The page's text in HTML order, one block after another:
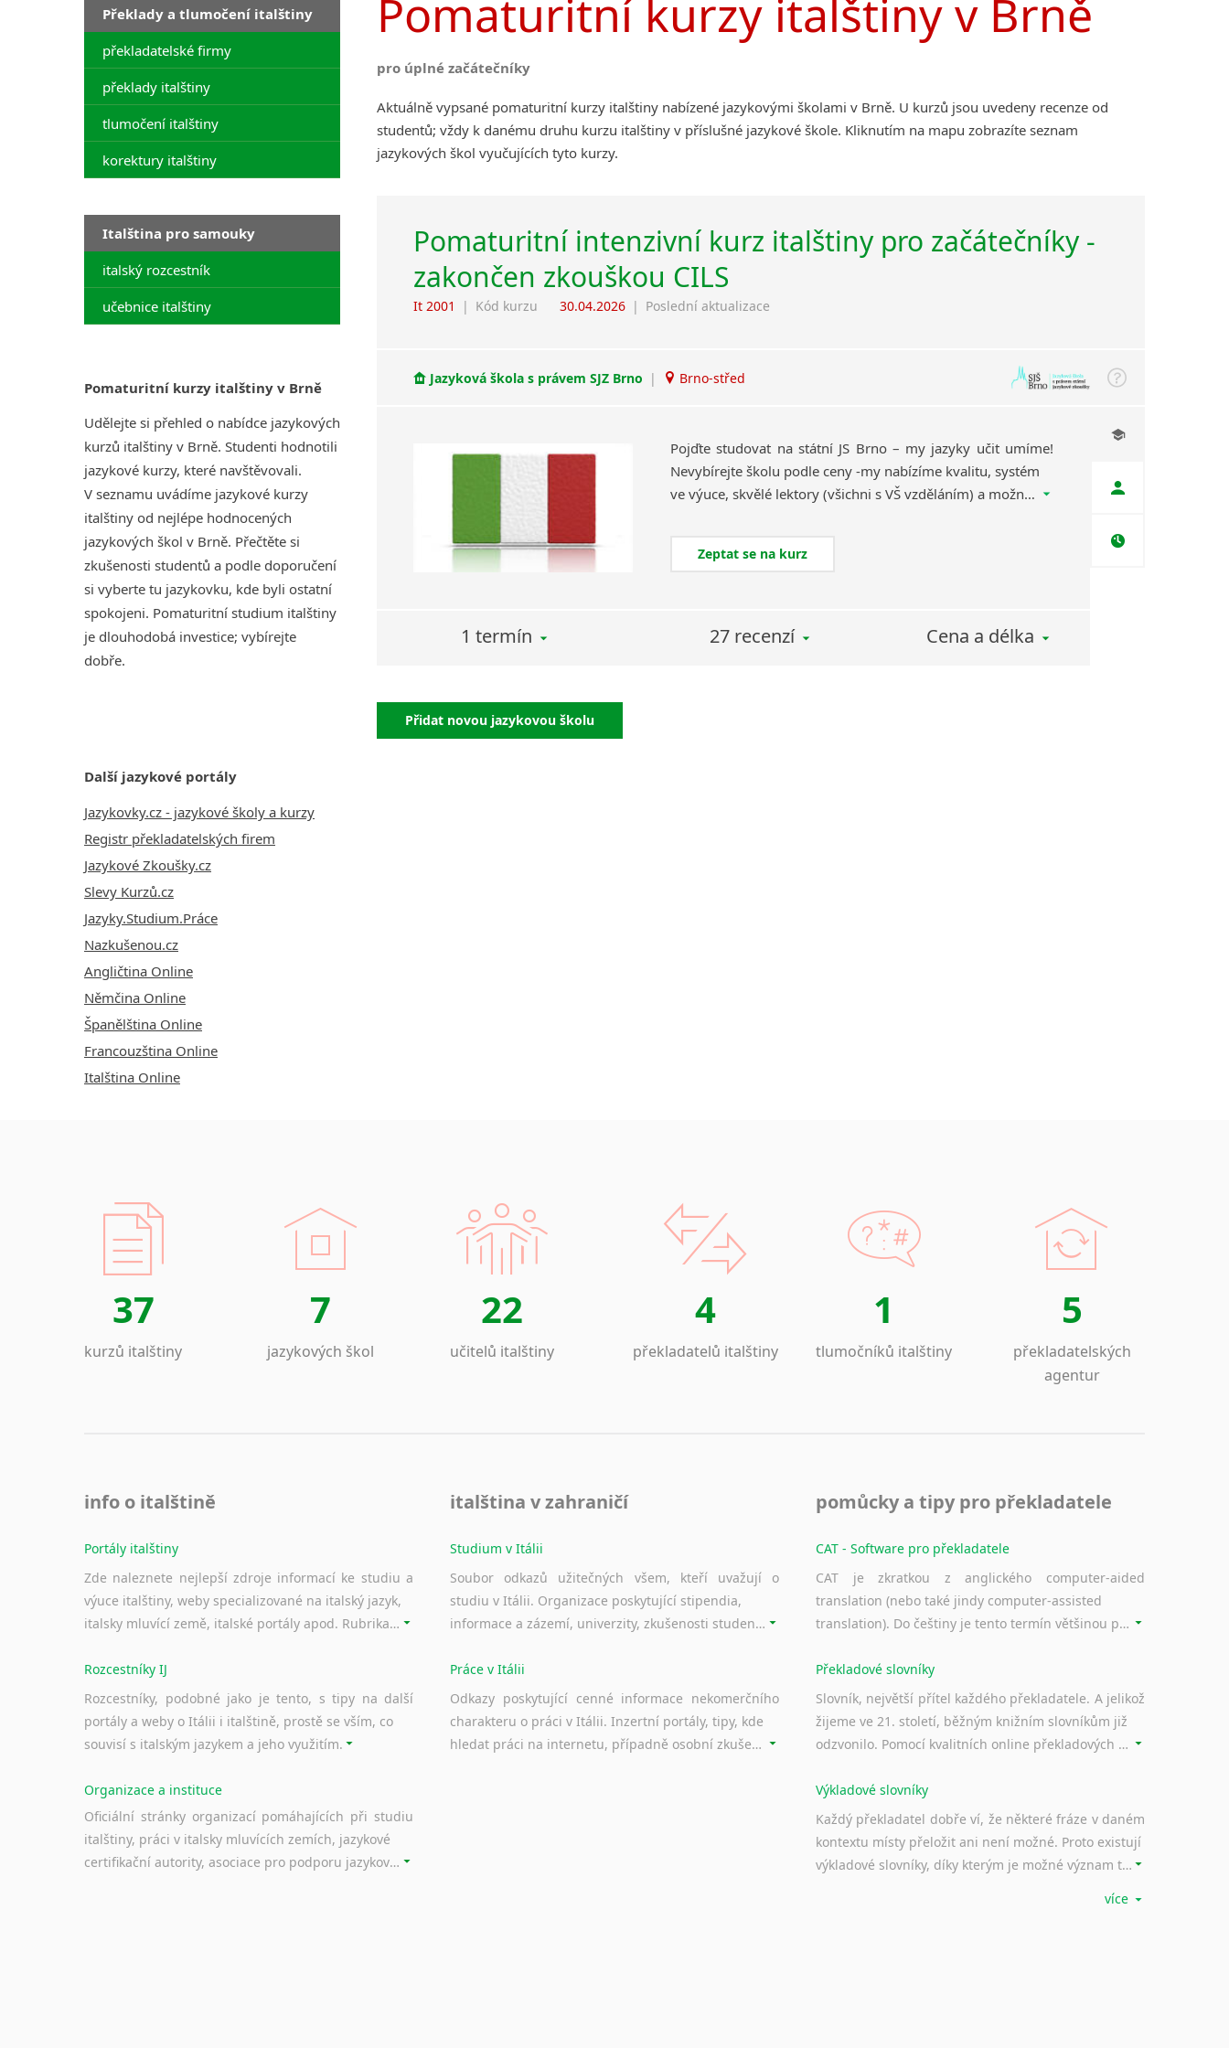
Překlady a tlumočení italštiny
překladatelské firmy
překlady italštiny
tlumočení italštiny
korektury italštiny
Italština pro samouky
italský rozcestník
učebnice italštiny
Pomaturitní kurzy italštiny v Brně
Udělejte si přehled o nabídce jazykových
kurzů italštiny v Brně. Studenti hodnotili
jazykové kurzy, které navštěvovali.
V seznamu uvádíme jazykové kurzy
italštiny od nejlépe hodnocených
jazykových škol v Brně. Přečtěte si
zkušenosti studentů a podle doporučení
si vyberte tu jazykovku, kde byli ostatní
spokojeni. Pomaturitní studium italštiny
je dlouhodobá investice; vybírejte
dobře.
Další jazykové portály
Jazykovky.cz - jazykové školy a kurzy
Registr překladatelských firem
Jazykové Zkoušky.cz
Slevy Kurzů.cz
Jazyky.Studium.Práce
Nazkušenou.cz
Angličtina Online
Němčina Online
Španělština Online
Francouzština Online
Italština Online
Pomaturitní kurzy italštiny v Brně
pro úplné začátečníky
Aktuálně vypsané pomaturitní kurzy italštiny nabízené jazykovými školami v Brně. U kurzů jsou uvedeny recenze od
studentů; vždy k danému druhu kurzu italštiny v příslušné jazykové škole. Kliknutím na mapu zobrazíte seznam
jazykových škol vyučujících tyto kurzy.
Pomaturitní intenzivní kurz italštiny pro začátečníky -
zakončen zkouškou CILS
It 2001 | Kód kurzu 30.04.2026 | Poslední aktualizace
Jazyková škola s právem SJZ Brno | Brno-střed
Pojďte studovat na státní JŠ Brno – my jazyky učit umíme!
Nevybírejte školu podle ceny -my nabízíme kvalitu, systém
ve výuce, skvělé lektory (všichni s VŠ vzděláním) a možnost zakončení studia státní nebo mezinárodní zkouškou. Neváhejte, těšíme se na vás!
Zeptat se na kurz
1 termín 27 recenzí Cena a délka
Přidat novou jazykovou školu
37
kurzů italštiny
7
jazykových škol
22
učitelů italštiny
4
překladatelů italštiny
1
tlumočníků italštiny
5
překladatelských
agentur
info o italštině
Portály italštiny
Zde naleznete nejlepší zdroje informací ke studiu a
výuce italštiny, weby specializované na italský jazyk,
italsky mluvící země, italské portály apod. Rubrika obsahuje zejména komplexní a maximálně kvalitní stránky využitelné ke studiu italštiny.
Rozcestníky IJ
Rozcestníky, podobné jako je tento, s tipy na další
portály a weby o Itálii i italštině, prostě se vším, co
souvisí s italským jazykem a jeho využitím.
Organizace a instituce
Oficiální stránky organizací pomáhajících při studiu
italštiny, práci v italsky mluvících zemích, jazykové
certifikační autority, asociace pro podporu jazykového vzdělávání ad.
italština v zahraničí
Studium v Itálii
Soubor odkazů užitečných všem, kteří uvažují o
studiu v Itálii. Organizace poskytující stipendia,
informace a zázemí, univerzity, zkušenosti studentů.
Práce v Itálii
Odkazy poskytující cenné informace nekomerčního
charakteru o práci v Itálii. Inzertní portály, tipy, kde
hledat práci na internetu, případně osobní zkušenosti ostatních.
pomůcky a tipy pro překladatele
CAT - Software pro překladatele
CAT je zkratkou z anglického computer-aided
translation (nebo také jindy computer-assisted
translation). Do češtiny je tento termín většinou překládán jako počítačem podporovaný překlad či překlad podporovaný počítačem. Nástroje CAT ukládají překládané fráze a při dalším překladu vám je automaticky nabízejí, takže se již nemusíte zdržovat s jejich dalším překládáním.
Překladové slovníky
Slovník, největší přítel každého překladatele. A jelikož
žijeme ve 21. století, běžným knižním slovníkům již
odzvonilo. Pomocí kvalitních online překladových slovníků již nemusíte únavně listovat alfabetickým schématem uspořádání, stačí napsat vstupní frázi a dřív, než řeknete švec, vyskočí vám hledaný výraz.
Výkladové slovníky
Každý překladatel dobře ví, že některé fráze v daném
kontextu místy přeložit ani není možné. Proto existují
výkladové slovníky, díky kterým je možné význam takovýchto frází rozklíčovat.
více